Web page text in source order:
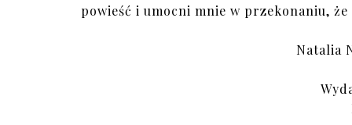
powieść i umocni mnie w przekonaniu,
Natalia